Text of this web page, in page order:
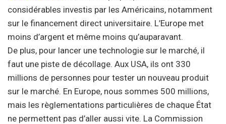
considérables investis par les Américains, notamment
sur le financement direct universitaire. L’Europe met
moins d’argent et même moins qu’auparavant.
De plus, pour lancer une technologie sur le marché, il
faut une piste de décollage. Aux USA, ils ont 330
millions de personnes pour tester un nouveau produit
sur le marché. En Europe, nous sommes 500 millions,
mais les règlementations particulières de chaque État
ne permettent pas d’aller aussi vite. La Commission